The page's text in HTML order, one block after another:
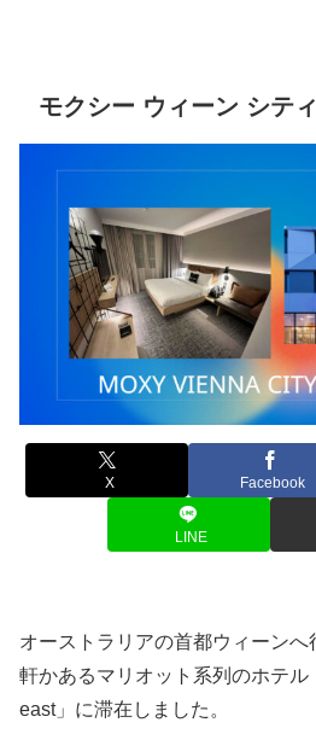
モクシー ウィーン シテ
X Facebook
LINE
オーストラリアの首都ウィーン
軒かあるマリオット系列のホテル
east」に滞在しました。